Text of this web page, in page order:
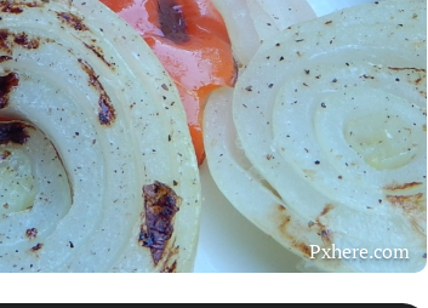
Pxhere.com